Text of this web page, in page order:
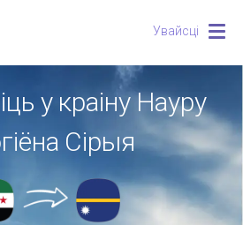
Увайсці
у краіну Науру
Сірыя